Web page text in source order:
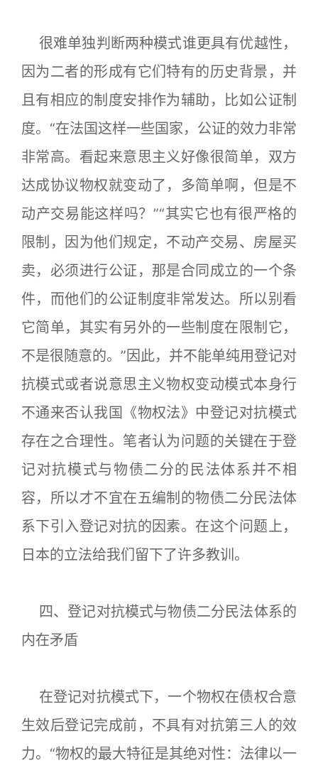
很难单独判断两种模式谁更具有优越性，
因为二者的形成有它们特有的历史背景，并
且有相应的制度安排作为辅助，比如公证制
度。“在法国这样一些国家，公证的效力非常
非常高。看起来意思主义好像很简单，双方
达成协议物权就变动了，多简单啊，但是不
动产交易能这样吗？”“其实它也有很严格的
限制，因为他们规定，不动产交易、房屋买
卖，必须进行公证，那是合同成立的一个条
件，而他们的公证制度非常发达。所以别看
它简单，其实有另外的一些制度在限制它，
不是很随意的。”因此，并不能单纯用登记对
抗模式或者说意思主义物权变动模式本身行
不通来否认我国《物权法》中登记对抗模式
存在之合理性。笔者认为问题的关键在于登
记对抗模式与物债二分的民法体系并不相
容，所以才不宜在五编制的物债二分民法体
系下引入登记对抗的因素。在这个问题上，
日本的立法给我们留下了许多教训。
四、登记对抗模式与物债二分民法体系的
内在矛盾
在登记对抗模式下，一个物权在债权合意
生效后登记完成前，不具有对抗第三人的效
力。“物权的最大特征是其绝对性：法律以一